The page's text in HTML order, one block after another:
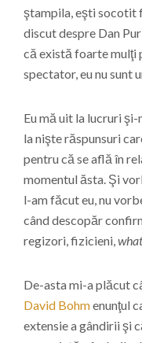
ştampila, eşti socotit
discut despre Dan
că există foarte mulţi
spectator, eu nu sunt
Eu mă uit la lucruri
la nişte răspunsuri
pentru că se află în
momentul ăsta. Şi
l-am făcut eu, nu
când descopăr
regizori, fizicieni,
De-asta mi-a plăcut
David Bohmenunţul
extensie a gândirii şi